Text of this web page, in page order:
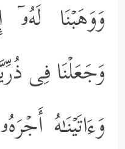
وَوَهَبۡنَا
وَجَعَلۡنَا فِی
وَءَاتَیۡنَـٰهُ